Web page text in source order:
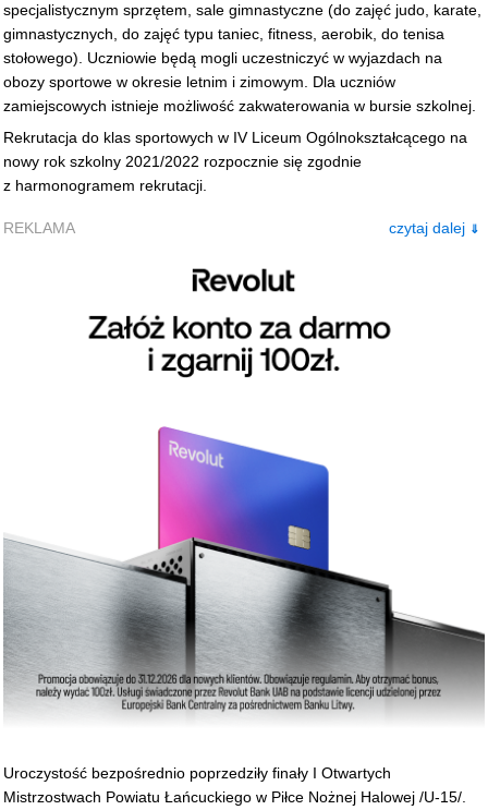
specjalistycznym sprzętem, sale gimnastyczne (do zajęć judo, karate,
gimnastycznych, do zajęć typu taniec, fitness, aerobik, do tenisa
stołowego). Uczniowie będą mogli uczestniczyć w wyjazdach na
obozy sportowe w okresie letnim i zimowym. Dla uczniów
zamiejscowych istnieje możliwość zakwaterowania w bursie szkolnej.
Rekrutacja do klas sportowych w IV Liceum Ogólnokształcącego na
nowy rok szkolny 2021/2022 rozpocznie się zgodnie
z harmonogramem rekrutacji.
czytaj dalej ⇓
REKLAMA
Uroczystość bezpośrednio poprzedziły finały I Otwartych
Mistrzostwach Powiatu Łańcuckiego w Piłce Nożnej Halowej /U-15/.